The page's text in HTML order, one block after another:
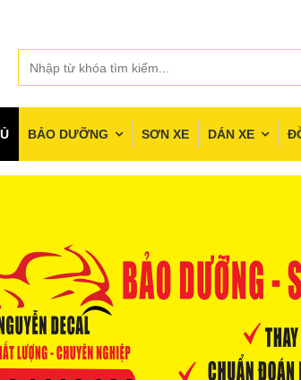
BẢO DƯỠNG SƠN XE DÁN XE